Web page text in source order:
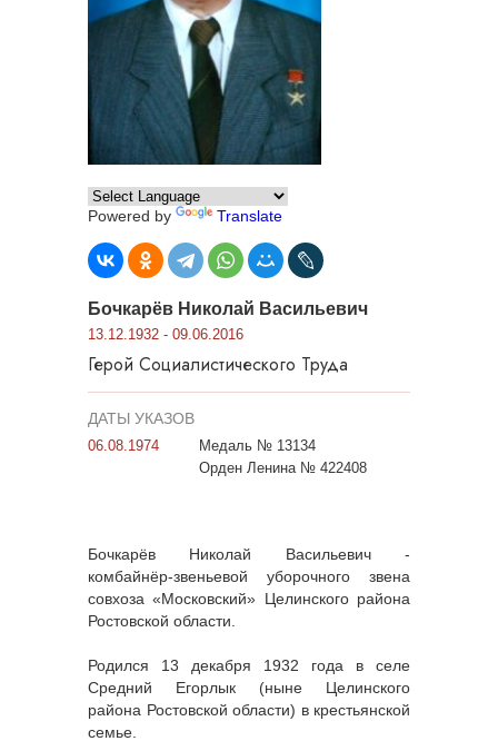
Powered by Translate
Бочкарёв Николай Васильевич
13.12.1932 - 09.06.2016
Герой Социалистического Труда
ДАТЫ УКАЗОВ
06.08.1974
Медаль № 13134
Орден Ленина № 422408
Бочкарёв Николай Васильевич -
комбайнёр-звеньевой уборочного звена
совхоза «Московский» Целинского района
Ростовской области.
Родился 13 декабря 1932 года в селе
Средний Егорлык (ныне Целинского
района Ростовской области) в крестьянской
семье.